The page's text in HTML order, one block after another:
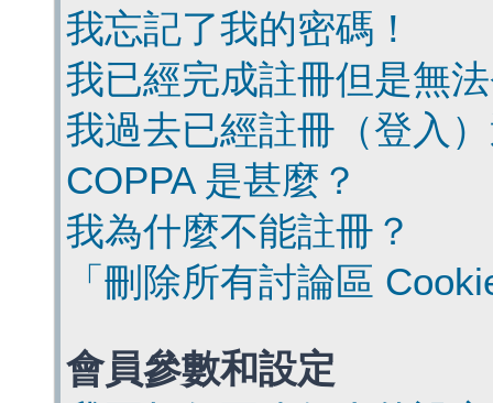
我忘記了我的密碼！
我已經完成註冊但是無
我過去已經註冊（登入
COPPA 是甚麼？
我為什麼不能註冊？
「刪除所有討論區
會員參數和設定